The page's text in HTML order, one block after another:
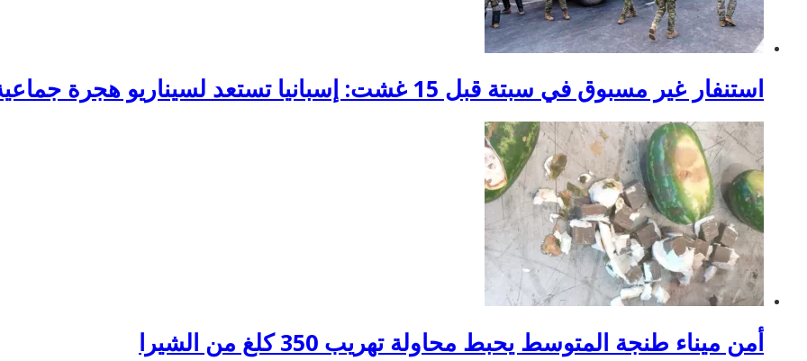
استنفار غير مسبوق في سبتة قبل 15 غشت: إسبانيا تستعد لسيناريو هجرة جماعية جديد
أمن ميناء طنجة المتوسط يحبط محاولة تهريب 350 كلغ من الشيرا